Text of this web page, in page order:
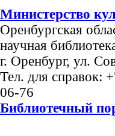
Министерство
Оренбургская
научная
г. Оренбург, ул.
Тел. для справок:
06-76
Библиотечный